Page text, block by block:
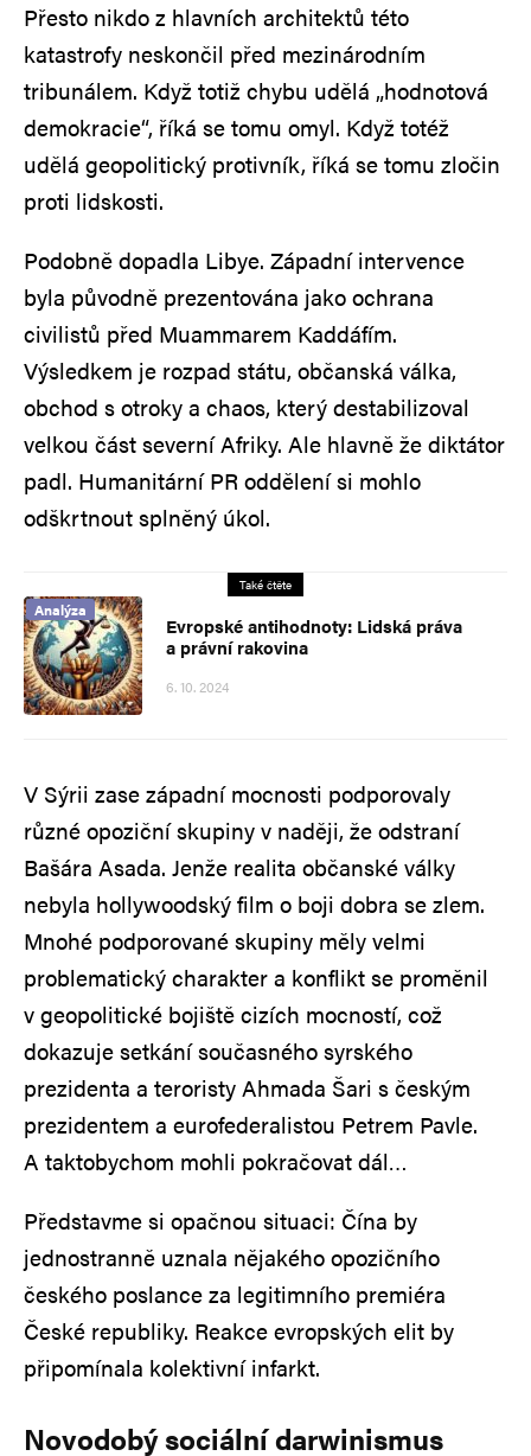
Přesto nikdo z hlavních architektů této
katastrofy neskončil před mezinárodním
tribunálem. Když totiž chybu udělá „hodnotová
demokracie“, říká se tomu omyl. Když totéž
udělá geopolitický protivník, říká se tomu zločin
proti lidskosti.
Podobně dopadla Libye. Západní intervence
byla původně prezentována jako ochrana
civilistů před Muammarem Kaddáfím.
Výsledkem je rozpad státu, občanská válka,
obchod s otroky a chaos, který destabilizoval
velkou část severní Afriky. Ale hlavně že diktátor
padl. Humanitární PR oddělení si mohlo
odškrtnout splněný úkol.
Také čtěte
Analýza
Evropské antihodnoty: Lidská práva
a právní rakovina
6. 10. 2024
V Sýrii zase západní mocnosti podporovaly
různé opoziční skupiny v naději, že odstraní
Bašára Asada. Jenže realita občanské války
nebyla hollywoodský film o boji dobra se zlem.
Mnohé podporované skupiny měly velmi
problematický charakter a konflikt se proměnil
v geopolitické bojiště cizích mocností, což
dokazuje setkání současného syrského
prezidenta a teroristy Ahmada Šari s českým
prezidentem a eurofederalistou Petrem Pavle.
A taktobychom mohli pokračovat dál…
Představme si opačnou situaci: Čína by
jednostranně uznala nějakého opozičního
českého poslance za legitimního premiéra
České republiky. Reakce evropských elit by
připomínala kolektivní infarkt.
Novodobý sociální darwinismus